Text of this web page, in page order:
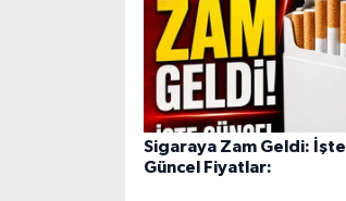
Sigaraya Zam Geldi: İşte
Güncel Fiyatlar: